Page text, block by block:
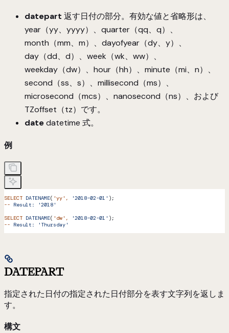
datepart 返す日付の部分。有効な値と省略形は、
year（yy、yyyy）、quarter（qq、q）、
month（mm、m）、dayofyear（dy、y）、
day（dd、d）、week（wk、ww）、
weekday（dw）、hour（hh）、minute（mi、n）、
second（ss、s）、millisecond（ms）、
microsecond（mcs）、nanosecond（ns）、および
TZoffset（tz）です。
datedatetime 式。
例
SELECT DATENAME( 'yy' , '2018-02-01' );
-- Result:
'2018'
SELECT DATENAME( 'dw' , '2018-02-01' );
-- Result: 'Thursday'
DATEPART
指定された日付の指定された日付部分を表す文字列を返しま
す。
構文